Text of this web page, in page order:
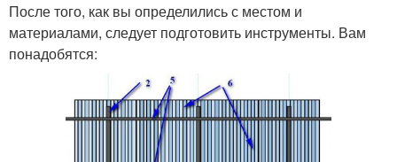
После того, как вы определились с местом и
материалами, следует подготовить инструменты. Вам
понадобятся: